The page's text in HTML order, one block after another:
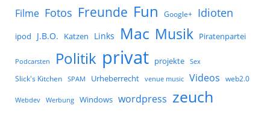
Filme Fotos Freunde Fun Google+ Idioten
ipod J.B.O. Katzen Links Mac Musik Piratenpartei
Podcarsten Politik privat projekte Sex
Slick's Kitchen SPAM Urheberrecht venue music Videos web2.0
Webdev Werbung Windows wordpress zeuch